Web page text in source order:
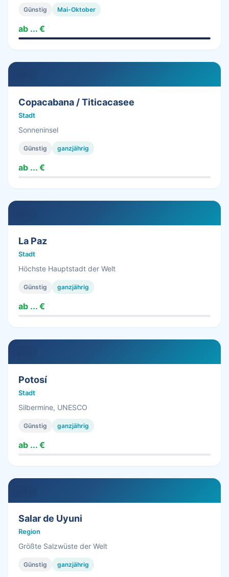
Günstig Mai-Oktober
ab ... €
Copacabana / Titicacasee
Stadt
Sonneninsel
Günstig ganzjährig
ab ... €
La Paz
Stadt
Höchste Hauptstadt der Welt
Günstig ganzjährig
ab ... €
Potosí
Stadt
Silbermine, UNESCO
Günstig ganzjährig
ab ... €
Salar de Uyuni
Region
Größte Salzwüste der Welt
Günstig ganzjährig